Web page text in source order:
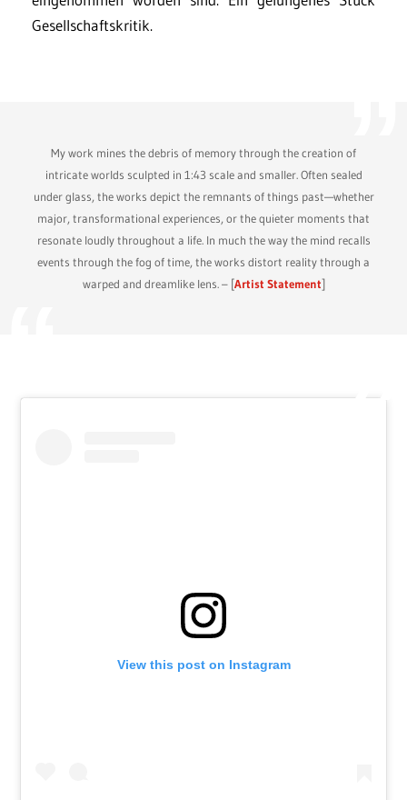
Gesellschaftskritik.
My work mines the debris of memory through the creation of
intricate worlds sculpted in 1:43 scale and smaller. Often sealed
under glass, the works depict the remnants of things past—whether
major, transformational experiences, or the quieter moments that
resonate loudly throughout a life. In much the way the mind recalls
events through the fog of time, the works distort reality through a
warped and dreamlike lens. – [Artist Statement]
View this post on Instagram